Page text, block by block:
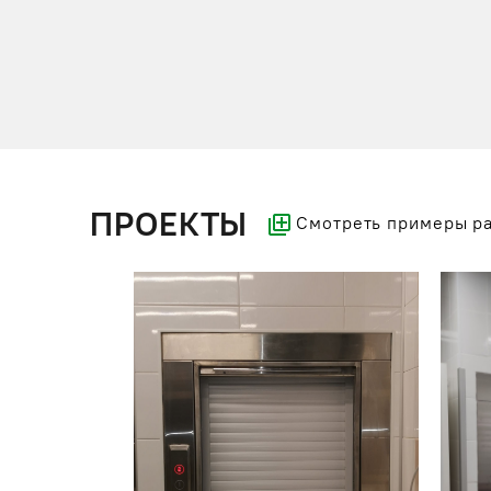
ПРОЕКТЫ Смотреть примеры